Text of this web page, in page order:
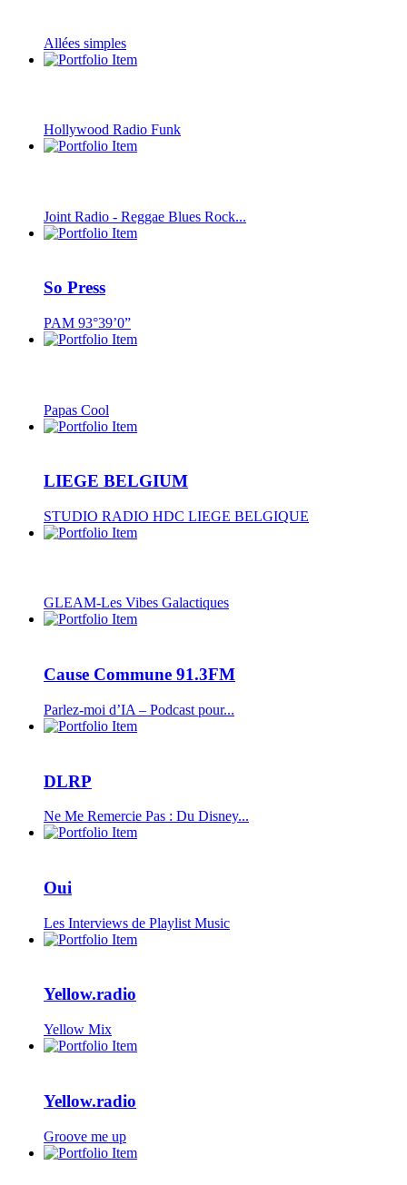
Allées simples
Hollywood Radio Funk
Joint Radio - Reggae Blues Rock...
So Press
PAM 93°39’0”
Papas Cool
LIEGE BELGIUM
STUDIO RADIO HDC LIEGE BELGIQUE
GLEAM-Les Vibes Galactiques
Cause Commune 91.3FM
Parlez-moi d’IA – Podcast pour...
DLRP
Ne Me Remercie Pas : Du Disney...
Oui
Les Interviews de Playlist Music
Yellow.radio
Yellow Mix
Yellow.radio
Groove me up